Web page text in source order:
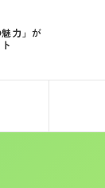
魅力」が